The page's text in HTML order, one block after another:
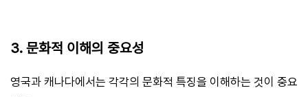
3. 문화적 이해의 중요성
영국과 캐나다에서는 각각의 문화적 특징을 이해하는 것이 중요